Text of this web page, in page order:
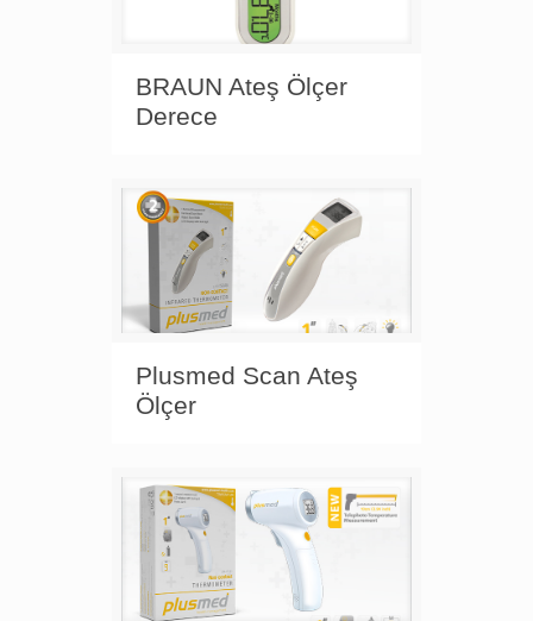
BRAUN Ateş Ölçer
Derece
Plusmed Scan Ateş
Ölçer